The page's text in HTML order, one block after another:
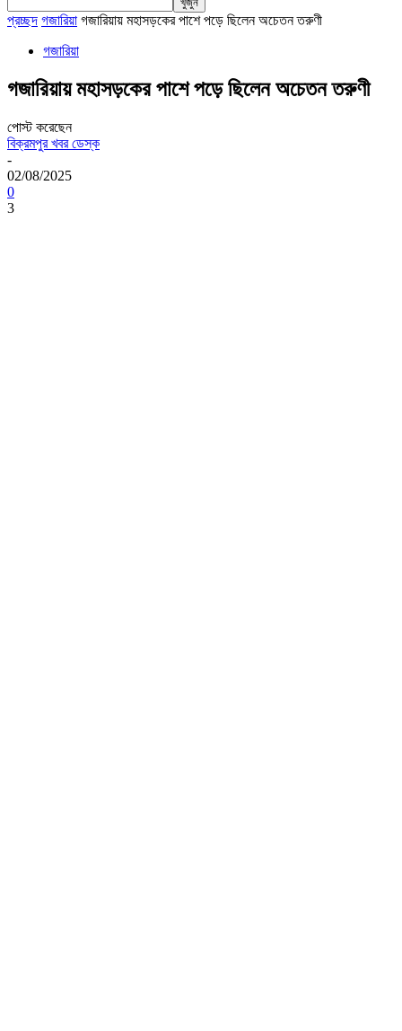
প্রচ্ছদ গজারিয়া গজারিয়ায় মহাসড়কের পাশে পড়ে ছিলেন অচেতন তরুণী
গজারিয়া
গজারিয়ায় মহাসড়কের পাশে পড়ে ছিলেন অচেতন তরুণী
পোস্ট করেছেন
বিক্রমপুর খবর ডেস্ক
-
02/08/2025
0
3